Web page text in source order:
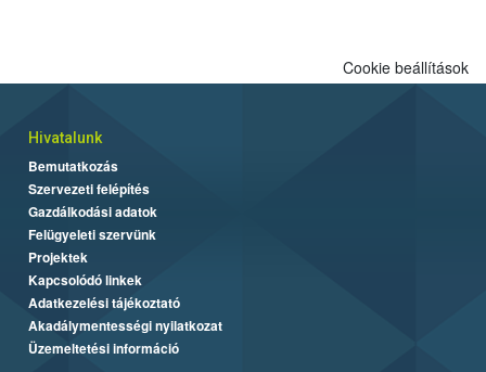
Cookie beállítások
Hivatalunk
Bemutatkozás
Szervezeti felépítés
Gazdálkodási adatok
Felügyeleti szervünk
Projektek
Kapcsolódó linkek
Adatkezelési tájékoztató
Akadálymentességi nyilatkozat
Üzemeltetési információ